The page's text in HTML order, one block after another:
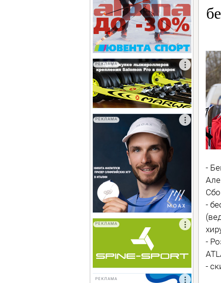
РЕКЛАМА
РЕКЛАМА
РЕКЛАМА
РЕКЛАМА
-
-
-
-